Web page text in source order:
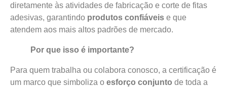
diretamente às atividades de fabricação e corte de fitas
adesivas, garantindo produtos confiáveis e que
atendem aos mais altos padrões de mercado.
Por que isso é importante?
Para quem trabalha ou colabora conosco, a certificação é
um marco que simboliza o esforço conjunto de toda a